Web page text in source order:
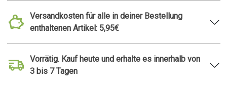
Versandkosten für alle in deiner Bestellung
enthaltenen Artikel: 5,95€
Vorrätig. Kauf heute und erhalte es innerhalb von
3 bis 7 Tagen